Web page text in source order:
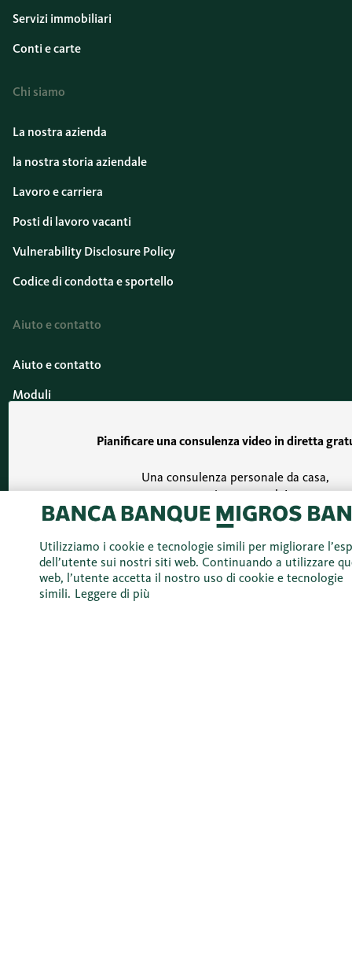
Servizi immobiliari
Conti e carte
Chi siamo
La nostra azienda
la nostra storia aziendale
Lavoro e carriera
Posti di lavoro vacanti
Vulnerability Disclosure Policy
Codice di condotta e sportello
Aiuto e contatto
Aiuto e contatto
Moduli
Retrocessioni sui Migros Bank Fonds
Valutazione del mercato
Investimenti
Utilizziamo i cookie e tecnologie simili per migliorare
dell’utente sui nostri siti web. Continuando a utilizzare
web, l’utente accetta il nostro uso di cookie e tecnologie
simili. Leggere di più
Pianificare una consulenza video in diretta
Una consulenza personale da casa,
come in succursale!